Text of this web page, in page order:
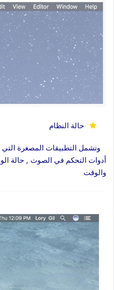
حالة النظام
وتشمل التطبيقات المصغرة
أدوات التحكم في الصوت , حالة
والوقت